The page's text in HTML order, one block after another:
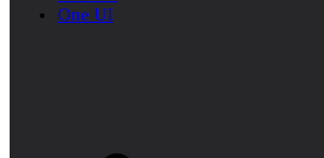
One UI